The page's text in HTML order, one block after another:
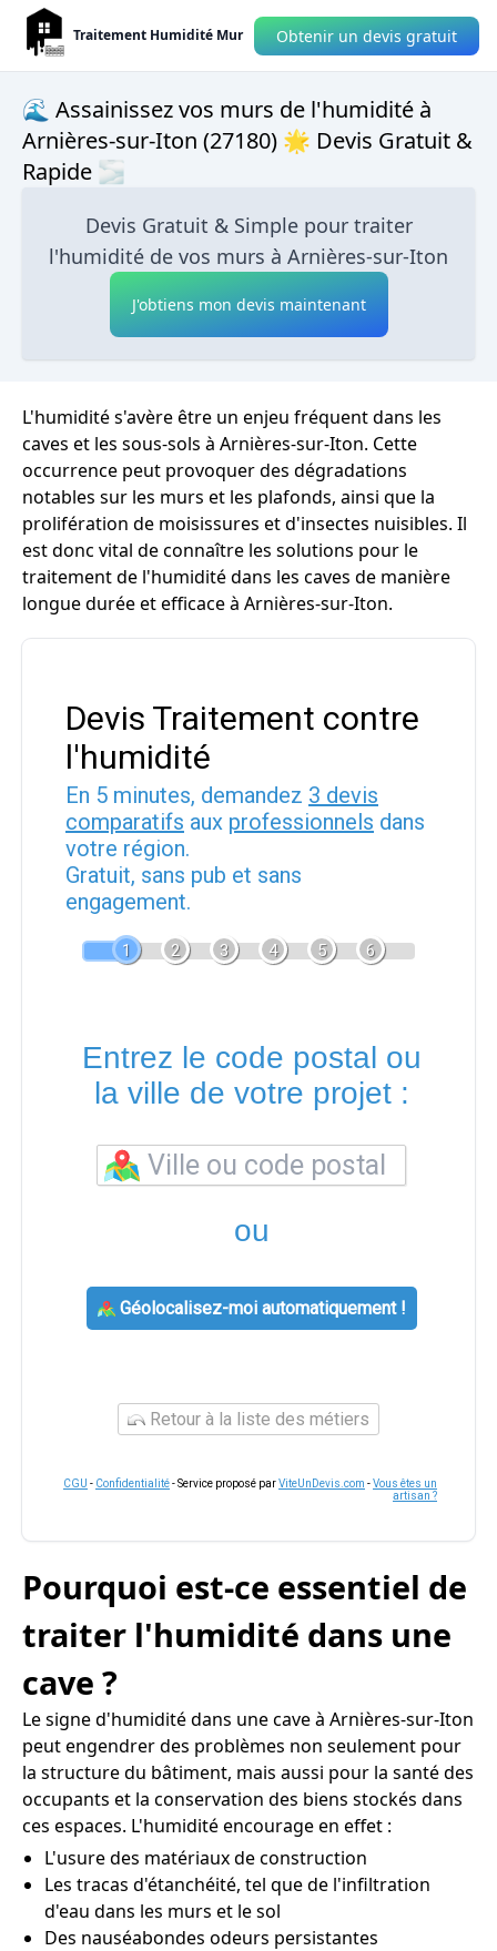
Traitement Humidité Mur Obtenir un devis gratuit
🌊 Assainissez vos murs de l'humidité à
Arnières-sur-Iton (27180) 🌟 Devis Gratuit &
Rapide 🌫
Devis Gratuit & Simple pour traiter
l'humidité de vos murs à Arnières-sur-Iton
J'obtiens mon devis maintenant
L'humidité s'avère être un enjeu fréquent dans les
caves et les sous-sols à Arnières-sur-Iton. Cette
occurrence peut provoquer des dégradations
notables sur les murs et les plafonds, ainsi que la
prolifération de moisissures et d'insectes nuisibles. Il
est donc vital de connaître les solutions pour le
traitement de l'humidité dans les caves de manière
longue durée et efficace à Arnières-sur-Iton.
Devis Traitement contre
l'humidité
En 5 minutes, demandez 3 devis
comparatifs aux professionnels dans
votre région.
Gratuit, sans pub et sans
engagement.
1 2 3 4 5 6
Entrez le code postal ou
la ville de votre projet :
ou
Géolocalisez-moi automatiquement !
Retour à la liste des métiers
CGU - Confidentialité- Service proposé parViteUnDevis.com -Vous êtes un
artisan ?
Pourquoi est-ce essentiel de
traiter l'humidité dans une
cave ?
Le signe d'humidité dans une cave à Arnières-sur-Iton
peut engendrer des problèmes non seulement pour
la structure du bâtiment, mais aussi pour la santé des
occupants et la conservation des biens stockés dans
ces espaces. L'humidité encourage en effet :
L'usure des matériaux de construction
Les tracas d'étanchéité, tel que de l'infiltration
d'eau dans les murs et le sol
Des nauséabondes odeurs persistantes